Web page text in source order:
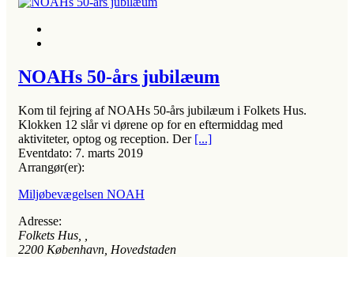
NOAHs 50-års jubilæum
Kom til fejring af NOAHs 50-års jubilæum i Folkets Hus.
Klokken 12 slår vi dørene op for en eftermiddag med
aktiviteter, optog og reception. Der [...]
Eventdato: 7. marts 2019
Arrangør(er):
Miljøbevægelsen NOAH
Adresse:
Folkets Hus
2200 København, Hovedstaden